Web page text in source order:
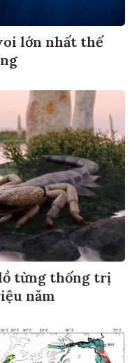
lớn nhất thế
từng thống trị
năm